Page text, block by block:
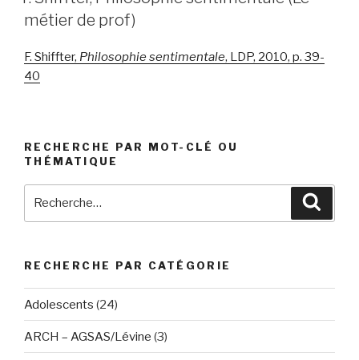
métier de prof)
F. Shiffter, Philosophie sentimentale, LDP, 2010, p. 39-
40
RECHERCHE PAR MOT-CLÉ OU
THÉMATIQUE
RECHERCHE PAR CATÉGORIE
Adolescents (24)
ARCH – AGSAS/Lévine (3)